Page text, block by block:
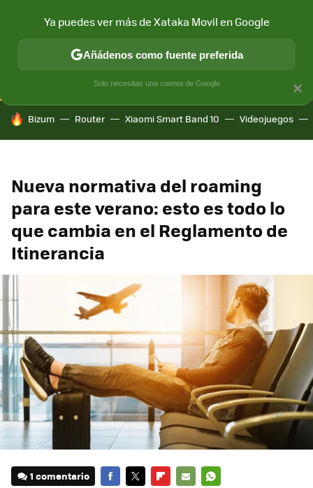
CONECTIVIDAD MÓVIL Y SOCIEDAD APLICACIONES
HOY SE HABLA DE
Bizum Router Xiaomi Smart Band 10 Videojuegos
Nueva normativa del roaming
para este verano: esto es todo lo
que cambia en el Reglamento de
Itinerancia
1 comentario
×
Ya puedes ver más de Xataka Movil en Google
Añádenos como fuente preferida
Solo necesitas una cuenta de Google